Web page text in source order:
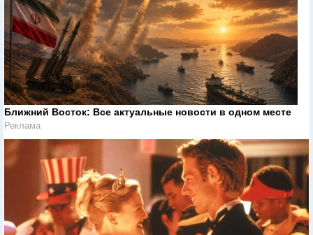
Ближний Восток: Все актуальные новости в одном месте
Реклама